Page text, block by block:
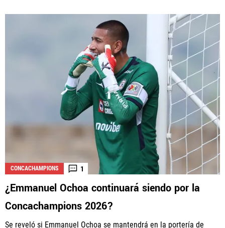
CONCACHAMPIONS 1
¿Emmanuel Ochoa continuará siendo por la
Concachampions 2026?
Se reveló si Emmanuel Ochoa se mantendrá en la portería de